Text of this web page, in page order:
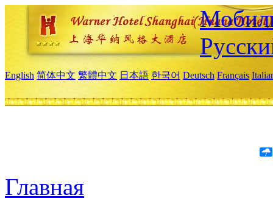
English 简体中文 繁體中文 日本語 한국어 Deutsch Français
Главная